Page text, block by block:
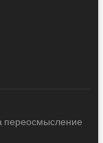
переосмысление